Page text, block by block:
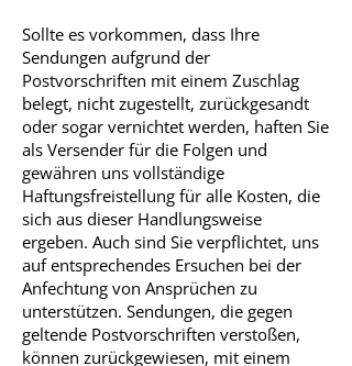
Sollte es vorkommen, dass Ihre
Sendungen aufgrund der
Postvorschriften mit einem Zuschlag
belegt, nicht zugestellt, zurückgesandt
oder sogar vernichtet werden, haften Sie
als Versender für die Folgen und
gewähren uns vollständige
Haftungsfreistellung für alle Kosten, die
sich aus dieser Handlungsweise
ergeben. Auch sind Sie verpflichtet, uns
auf entsprechendes Ersuchen bei der
Anfechtung von Ansprüchen zu
unterstützen. Sendungen, die gegen
geltende Postvorschriften verstoßen,
können zurückgewiesen, mit einem